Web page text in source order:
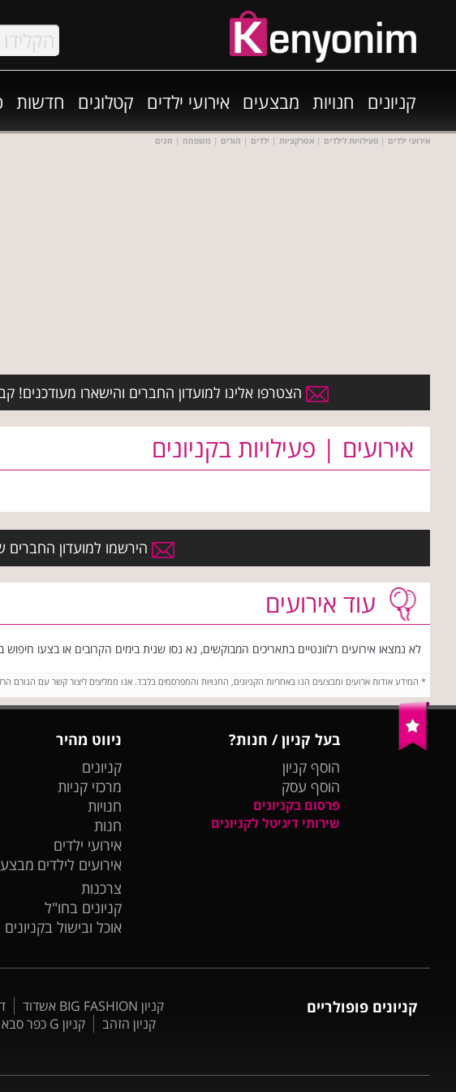
קניונים חנויות מבצעים אירועי ילדים קטלוגים חדשות
אירועי ילדים | פעילויות לילדים | אטרקציות | ילדים | הורים | משפחה | חגים
הצטרפו אלינו למועדון החברים והישארו מעודכנים!
אירועים | פעילויות בקניונים
הירשמו למועדון החברים
עוד אירועים
לא נמצאו אירועים רלוונטיים בתאריכים המבוקשים, נא נסו שנית בימים הקרובים או בצעו חיפוש
* המידע אודות ארועים ומבצעים הנו באחריות הקניונים, החנויות והמפרסמים בלבד. אנו ממליצים ליצור קשר עם הגורם
בעל קניון / חנות?
הוסף קניון
הוסף עסק
פרסום בקניונים
שירותי דיגיטל לקניונים
ניווט מהיר
קניונים
מרכזי קניות
חנויות
חנות
אירועי ילדים
אירועים לילדים
צרכנות
קניונים בחו"ל
אוכל ובישול בקניונים
קניונים פופולריים קניון BIG FASHION אשדוד
קניון הזהב
קניון G כפר סבא